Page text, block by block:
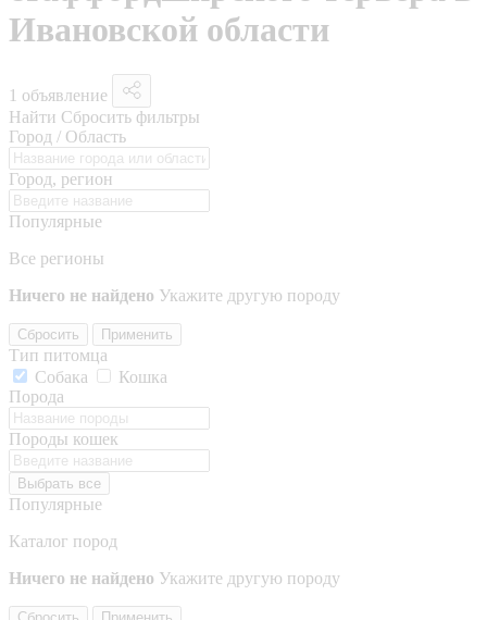
Ивановской области
1 объявление
Найти Сбросить фильтры
Город / Область
Город, регион
Популярные
Все регионы
Ничего не найдено Укажите другую породу
Сбросить Применить
Тип питомца
Собака
Кошка
Порода
Породы кошек
Выбрать все
Популярные
Каталог пород
Ничего не найдено Укажите другую породу